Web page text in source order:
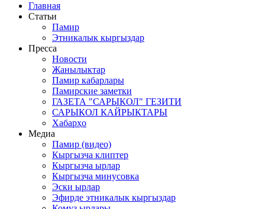
Главная
Статьи
Памир
Этникалык кыргыздар
Пресса
Новости
Жанылыктар
Памир кабарлары
Памирские заметки
ГАЗЕТА "САРЫКОЛ" ГЕЗИТИ
САРЫКОЛ КАЙРЫКТАРЫ
Хабарҳо
Медиа
Памир (видео)
Кыргызча клиптер
Кыргызча ырлар
Кыргызча минусовка
Эски ырлар
Эфирде этникалык кыргыздар